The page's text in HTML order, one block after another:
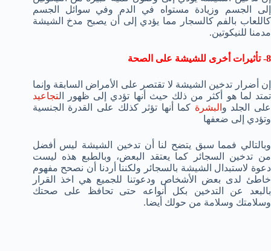
إلى الجسم وزيادة مستواه في الدم وفي سوائل الجسم
كاللعاب بالفم كالسجار مما يؤدي إلى أن يصبح مدخ الشيشة
مدمنا للنيكوتين.
8- تأثيرات أخرى للشيشة على الصحة
إن أضرار تدخين الشيشة لا تقتصر على الأمراض السابقة وإنما
تمتد لما هو أكثر من ذلك حيث أنها تؤدي إلى ظهور التجاعيد
على الجلد و البشرة كما أنها تؤثر كذلك على القدرة الجنسية
وتؤدي إلى ضعفها
وبالتالي فمما سبق يتضح لنا أن تدخين الشيشة ليس أفضل
من تدخين السجائر كما يعتقد البعض، وبالطبع هذه ليست
دعوة لاستبدال الشيشة بالسجائر ولكننا أردنا أن نصحح مفهوم
خاطئ لدى بعض الأشخاص ودعوتنا للجميع هي اخذ القرار
بالبعد عن التدخين بكل أنواعه حتى تحافظ على صحتك
وسلامتك وسلامة من حولك أيضا.